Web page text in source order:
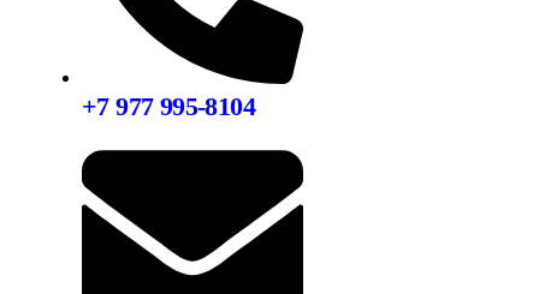
+7 977 995-8104